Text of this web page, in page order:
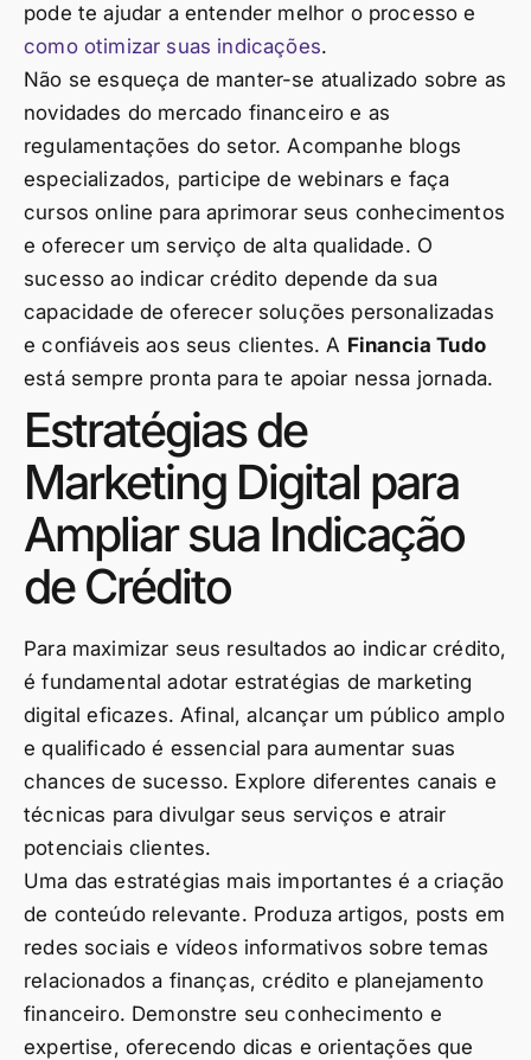
pode te ajudar a entender melhor o processo e
como otimizar suas indicações.
Não se esqueça de manter-se atualizado sobre as
novidades do mercado financeiro e as
regulamentações do setor. Acompanhe blogs
especializados, participe de webinars e faça
cursos online para aprimorar seus conhecimentos
e oferecer um serviço de alta qualidade. O
sucesso ao indicar crédito depende da sua
capacidade de oferecer soluções personalizadas
e confiáveis aos seus clientes. A Financia Tudo
está sempre pronta para te apoiar nessa jornada.
Estratégias de
Marketing Digital para
Ampliar sua Indicação
de Crédito
Para maximizar seus resultados ao indicar crédito,
é fundamental adotar estratégias de marketing
digital eficazes. Afinal, alcançar um público amplo
e qualificado é essencial para aumentar suas
chances de sucesso. Explore diferentes canais e
técnicas para divulgar seus serviços e atrair
potenciais clientes.
Uma das estratégias mais importantes é a criação
de conteúdo relevante. Produza artigos, posts em
redes sociais e vídeos informativos sobre temas
relacionados a finanças, crédito e planejamento
financeiro. Demonstre seu conhecimento e
expertise, oferecendo dicas e orientações que